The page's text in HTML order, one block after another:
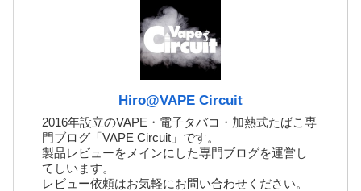
Hiro@VAPE Circuit
2016年設立のVAPE・電子タバコ・加熱式たばこ専
門ブログ「VAPE Circuit」です。
製品レビューをメインにした専門ブログを運営し
てしいます。
レビュー依頼はお気軽にお問い合わせください。